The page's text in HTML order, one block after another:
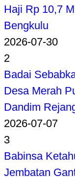
Haji Rp 10,7
Bengkulu
2026-07-30
2
Badai
Desa Merah
Dandim
2026-07-07
3
Babinsa
Jembatan